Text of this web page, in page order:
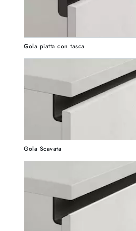
Gola piatta con tasca
Gola Scavata